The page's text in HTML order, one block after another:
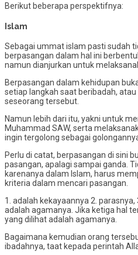
Berikut beberapa perspektifnya:
Islam
Sebagai ummat islam pasti sudah
berpasangan dalam hal ini
namun dianjurkan untuk
Berpasangan dalam kehidupan
setiap langkah saat beribadah,
seseorang tersebut.
Namun lebih dari itu, yakni untuk
Muhammad SAW, serta
ingin tergolong sebagai
Perlu di catat, berpasangan di sini
pasangan, apalagi sampai ganda.
karenanya dalam Islam, harus
kriteria dalam mencari pasangan.
1. adalah kekayaannya 2.
adalah agamanya. Jika ketiga hal
yang dilihat adalah agamanya.
Bagaimana kemudian orang
ibadahnya, taat kepada perintah